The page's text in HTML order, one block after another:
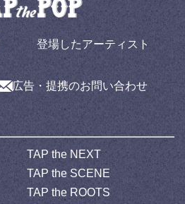
登場したアーティスト
広告・提携のお問い合わせ
TAP the NEXT
TAP the SCENE
TAP the ROOTS